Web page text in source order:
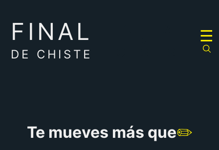
FINAL
DE CHISTE
☰
Te mueves más que✏️